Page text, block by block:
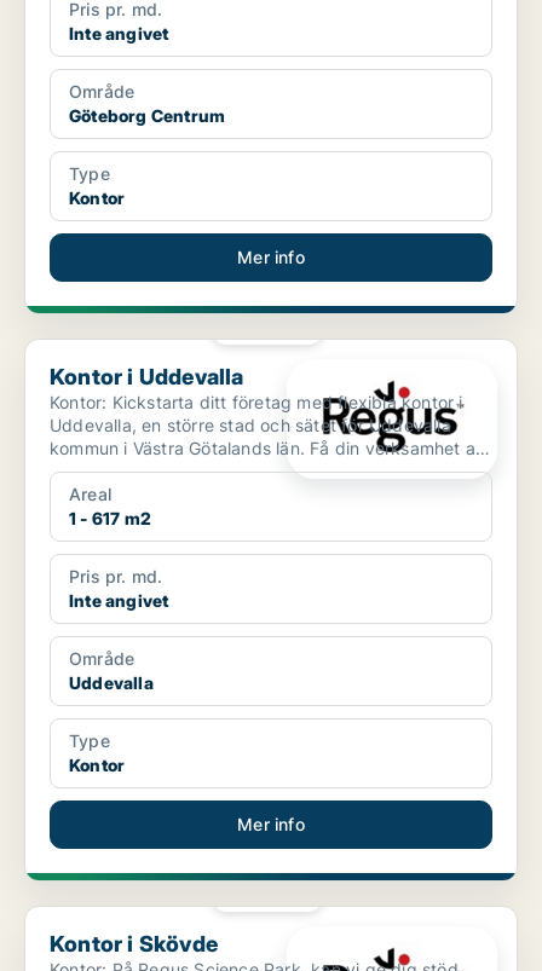
Pris pr. md.
Inte angivet
Område
Göteborg Centrum
Type
Kontor
Mer info
Kontor i Uddevalla
Kontor i Uddevalla
Kontor: Kickstarta ditt företag med flexibla kontor i
Uddevalla, en större stad och sätet för Uddevalla
kommun i Västra Götalands län. Få din verksamhet att
...
Areal
1 - 617 m2
Pris pr. md.
Inte angivet
Område
Uddevalla
Type
Kontor
Mer info
Kontor i Skövde
Kontor i Skövde